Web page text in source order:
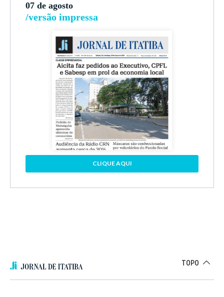
07 de agosto
/versão impressa
CLIQUE AQUI
TOPO